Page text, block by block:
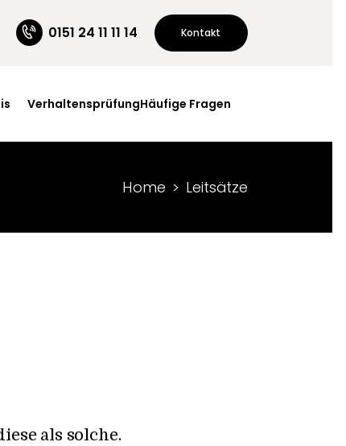
0151 24 11 11 14 Kontakt
VerhaltensprüfungHäufige Fragen
Home Leitsätze
als solche.